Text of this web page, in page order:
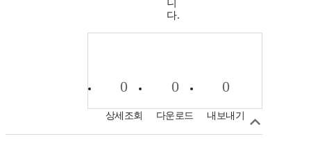
니
다.
0
상세조회
0
다운로드
0
내보내기